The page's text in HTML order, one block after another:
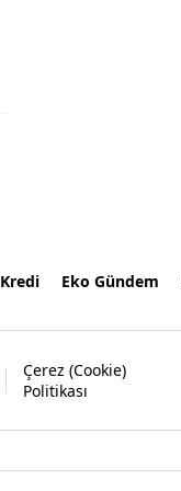
Kredi Eko Gündem
Çerez (Cookie)
Politikası